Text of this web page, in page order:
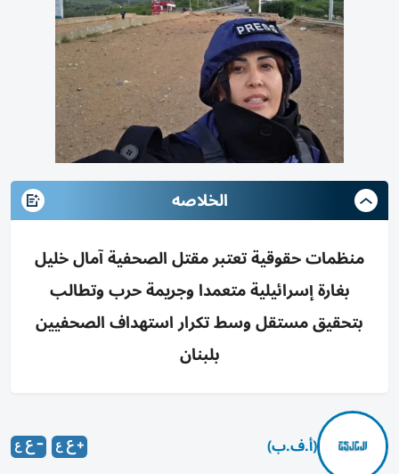
الخلاصه
منظمات حقوقية تعتبر مقتل الصحفية آمال خليل
بغارة إسرائيلية متعمدا وجريمة حرب وتطالب
بتحقيق مستقل وسط تكرار استهداف الصحفيين
بلبنان
(أ.ف.ب)